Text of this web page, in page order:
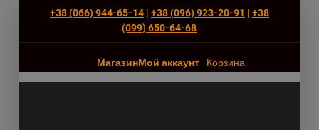
+38 (066) 944-65-14| +38 (096) 923-20-91 | +38
(‎099) 650-64-68
МагазинМой аккаунт Корзина